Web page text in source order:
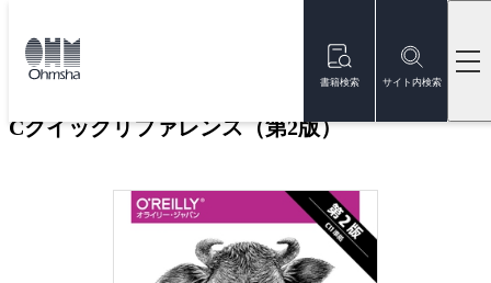
書籍検索 サイト内検索
トップ
Cクイックリファレンス（第2版）